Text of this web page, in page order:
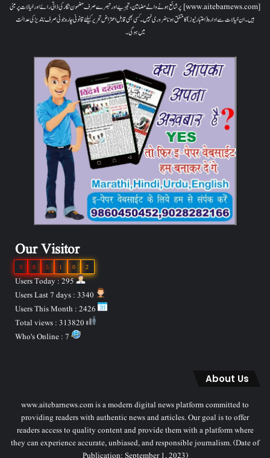
[www.aitebarnews.com] پر شائع ہونے والے مضامین، تجزیے اور تبصرے صرف مضمون نگار کی ذاتی رائے اور خیالات پر مبنی
ہیں۔ ان خیالات سے ادارہ (اعتبار نیوز) کا متفق ہونا ضروری نہیں۔ کسی بھی قابل اعتراض تحریر کیلئے قانونی چارہ جوئی صرف ناندیڑ کی عدالت
میں ہوگی۔
Our Visitor
2
0
1
5
8
9
Users Today : 295
About Us
www.aitebarnews.com is a modern digital news platform committed to
providing readers with authentic news and articles. Our goal is to offer
readers access to quality content and provide them with a platform where
they can experience accurate, unbiased, and responsible journalism. (Date of